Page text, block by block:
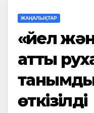
ЖАҢАЛЫҚТАР
«Әйел
атты
өткізілді